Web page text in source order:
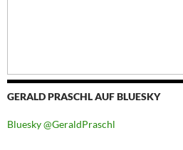
GERALD PRASCHL AUF BLUESKY
Bluesky @GeraldPraschl